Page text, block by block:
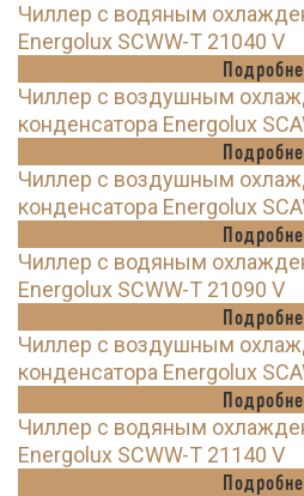
Чиллер с водяным
Energolux SCWW-T 21040 V
Чиллер с воздушным
конденсатора Energolux
Чиллер с воздушным
конденсатора Energolux
Чиллер с водяным
Energolux SCWW-T 21090 V
Чиллер с воздушным
конденсатора Energolux
Чиллер с водяным
Energolux SCWW-T 21140 V